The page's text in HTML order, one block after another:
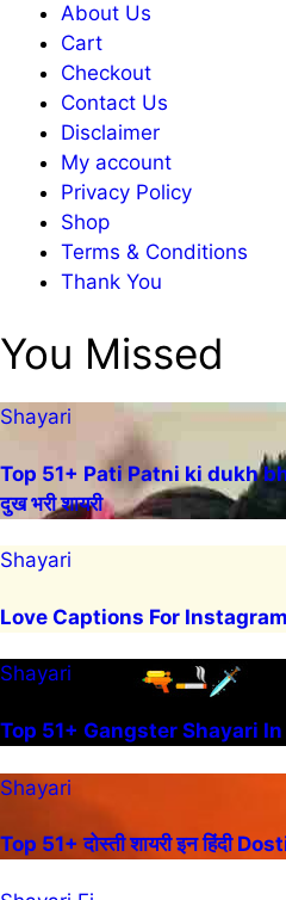
About Us
Cart
Checkout
Contact Us
Disclaimer
My account
Privacy Policy
Shop
Terms & Conditions
Thank You
You Missed
Shayari
Top 51+ Pati Patni ki dukh
दुख भरी शायरी
Shayari
Love Captions For
Shayari
Top 51+ Gangster Shayari In
Shayari
Top 51+ दोस्ती शायरी इन हिंदी